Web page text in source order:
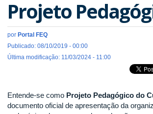
Projeto
por Portal FEQ
Publicado: 08/10/2019 - 00:00
Última modificação: 11/03/2024 - 11:00
Entende-se como Projeto Pedagógico do
documento oficial de apresentação da